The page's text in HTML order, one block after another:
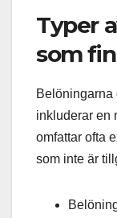
Typer
som
Belöningarna
inkluderar en
omfattar ofta
som inte är